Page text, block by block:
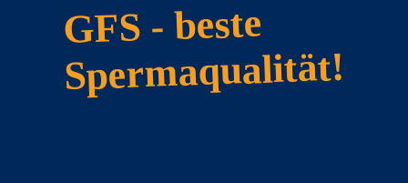
GFS - beste
Spermaqualität!